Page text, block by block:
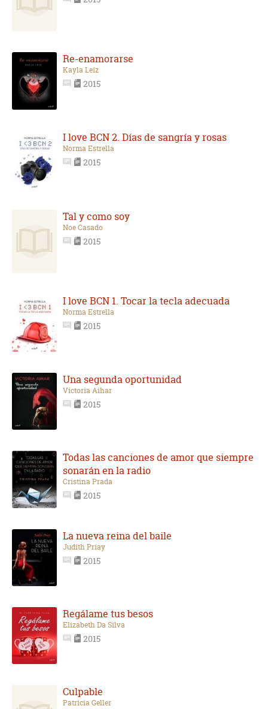
Re-enamorarse
Kayla Leiz
2015
I love BCN 2. Días de sangría y rosas
Norma Estrella
2015
Tal y como soy
Noe Casado
2015
I love BCN 1. Tocar la tecla adecuada
Norma Estrella
2015
Una segunda oportunidad
Victoria Aihar
2015
Todas las canciones de amor que siempre
sonarán en la radio
Cristina Prada
2015
La nueva reina del baile
Judith Priay
2015
Regálame tus besos
Elizabeth Da Silva
2015
Culpable
Patricia Geller